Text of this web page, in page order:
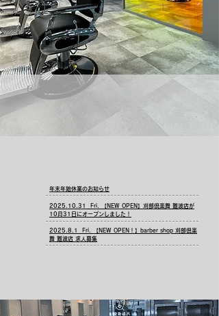
TENNOJI OPEN 10:00~18:30
NAMBA OPEN 10:00~21:00
年末年始休業のお知らせ
2025.10.31 Fri. 【NEW OPEN】刈部倶楽舞 難波店が
10月31日にオープンしました！
2025.8.1 Fri. 【NEW OPEN！】barber shop 刈部倶楽
舞 難波店 求人募集